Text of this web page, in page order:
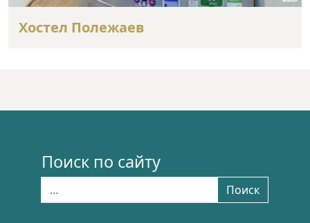
Хостел Полежаев
Поиск по сайту
Поиск